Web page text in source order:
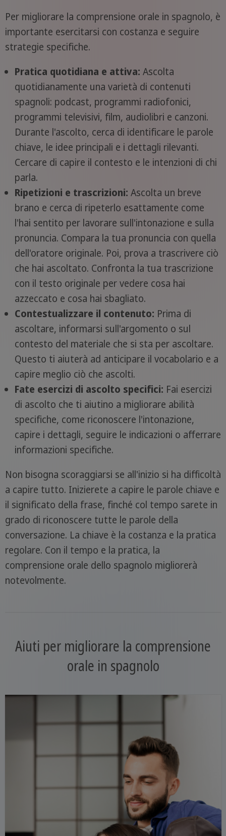
Per migliorare la comprensione orale in spagnolo, è
importante esercitarsi con costanza e seguire
strategie specifiche.
Pratica quotidiana e attiva: Ascolta
quotidianamente una varietà di contenuti
spagnoli: podcast, programmi radiofonici,
programmi televisivi, film, audiolibri e canzoni.
Durante l'ascolto, cerca di identificare le parole
chiave, le idee principali e i dettagli rilevanti.
Cercare di capire il contesto e le intenzioni di chi
parla.
Ripetizioni e trascrizioni: Ascolta un breve
brano e cerca di ripeterlo esattamente come
l'hai sentito per lavorare sull'intonazione e sulla
pronuncia. Compara la tua pronuncia con quella
dell'oratore originale. Poi, prova a trascrivere ciò
che hai ascoltato. Confronta la tua trascrizione
con il testo originale per vedere cosa hai
azzeccato e cosa hai sbagliato.
Contestualizzare il contenuto: Prima di
ascoltare, informarsi sull'argomento o sul
contesto del materiale che si sta per ascoltare.
Questo ti aiuterà ad anticipare il vocabolario e a
capire meglio ciò che ascolti.
Fate esercizi di ascolto specifici: Fai esercizi
di ascolto che ti aiutino a migliorare abilità
specifiche, come riconoscere l'intonazione,
capire i dettagli, seguire le indicazioni o afferrare
informazioni specifiche.
Non bisogna scoraggiarsi se all'inizio si ha difficoltà
a capire tutto. Inizierete a capire le parole chiave e
il significato della frase, finché col tempo sarete in
grado di riconoscere tutte le parole della
conversazione. La chiave è la costanza e la pratica
regolare. Con il tempo e la pratica, la
comprensione orale dello spagnolo migliorerà
notevolmente.
Aiuti per migliorare la comprensione
orale in spagnolo